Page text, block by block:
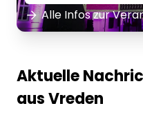
Alle Infos zur
Aktuelle
aus Vreden
Lorem ipsum